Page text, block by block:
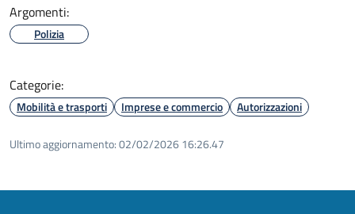
Argomenti:
Polizia
Categorie:
Mobilità e trasporti Imprese e commercio Autorizzazioni
Ultimo aggiornamento:02/02/2026 16:26.47